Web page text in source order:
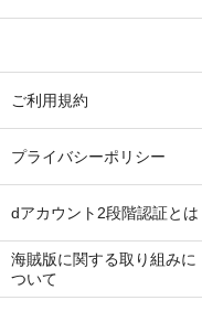
ご利用規約
プライバシーポリシー
dアカウント2段階認証とは
海賊版に関する取り組みに
ついて